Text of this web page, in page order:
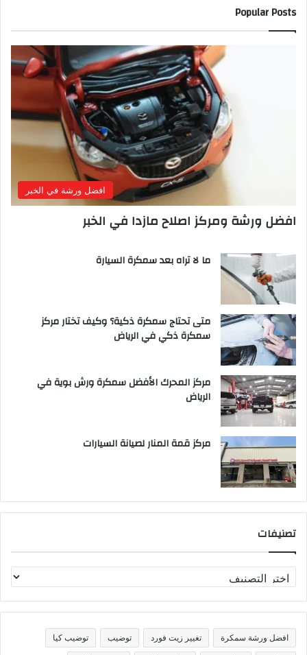
Popular Posts
افضل ورشة في الخبر
افضل ورشة ومركز اصلاح مازدا في الخبر
ما لا تراه بعد سمكرة السيارة
متى تحتاج سمكرة ذكية؟ وكيف تختار مركز
سمكرة ذكي في الرياض
مركز المحرك الأفضل سمكرة ورش بوية في
الرياض
مركز قمة المنار لصيانة السيارات
تصنيفات
ص
ن
ف
ا
افضل ورشة سمكرة تغيير زيت فورد توضيب توضيب كيا